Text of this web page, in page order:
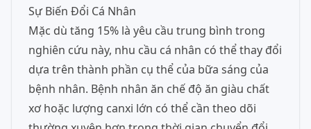
Sự Biến Đổi Cá Nhân
Mặc dù tăng 15% là yêu cầu trung bình trong
nghiên cứu này, nhu cầu cá nhân có thể thay đổi
dựa trên thành phần cụ thể của bữa sáng của
bệnh nhân. Bệnh nhân ăn chế độ ăn giàu chất
xơ hoặc lượng canxi lớn có thể cần theo dõi